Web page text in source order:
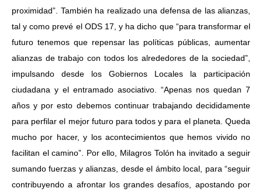
proximidad”. También ha realizado una defensa de las alianzas,
tal y como prevé el ODS 17, y ha dicho que “para transformar el
futuro tenemos que repensar las políticas públicas, aumentar
alianzas de trabajo con todos los alrededores de la sociedad”,
impulsando desde los Gobiernos Locales la participación
ciudadana y el entramado asociativo. “Apenas nos quedan 7
años y por esto debemos continuar trabajando decididamente
para perfilar el mejor futuro para todos y para el planeta. Queda
mucho por hacer, y los acontecimientos que hemos vivido no
facilitan el camino”. Por ello, Milagros Tolón ha invitado a seguir
sumando fuerzas y alianzas, desde el ámbito local, para “seguir
contribuyendo a afrontar los grandes desafíos, apostando por